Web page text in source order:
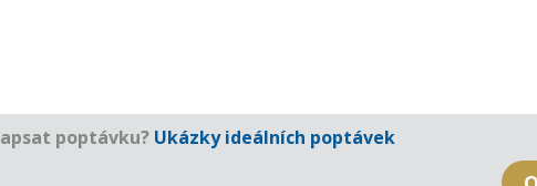
poptávku? Ukázky ideálních poptávek